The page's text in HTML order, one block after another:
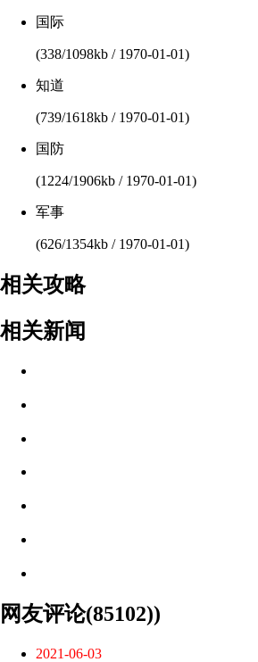
国际
(338/1098kb / 1970-01-01)
知道
(739/1618kb / 1970-01-01)
国防
(1224/1906kb / 1970-01-01)
军事
(626/1354kb / 1970-01-01)
相关攻略
相关新闻
网友评论(85102))
2021-06-03